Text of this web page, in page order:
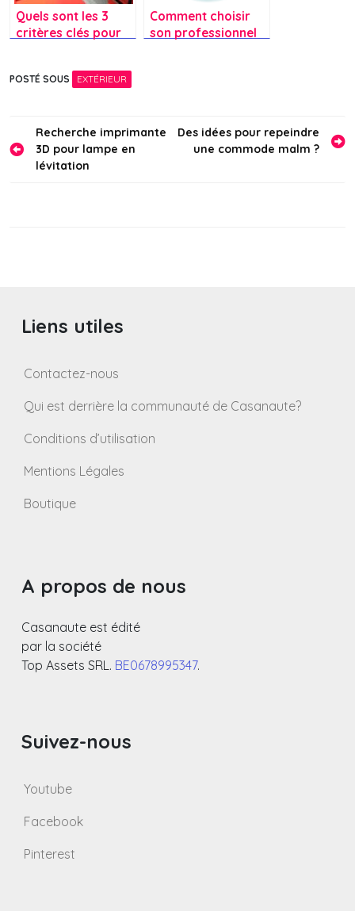
Quels sont les 3
critères clés pour
Comment choisir
son professionnel
POSTÉ SOUS EXTÉRIEUR
Navigation
de
Recherche imprimante
3D pour lampe en
lévitation
Des idées pour repeindre
une commode malm ?
Liens utiles
Contactez-nous
Qui est derrière la communauté de Casanaute?
Conditions d’utilisation
Mentions Légales
Boutique
A propos de nous
Casanaute est édité
par la société
Top Assets SRL. BE0678995347.
Suivez-nous
Youtube
Facebook
Pinterest